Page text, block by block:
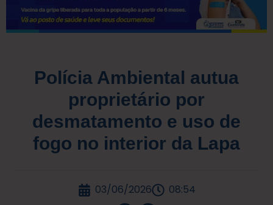
Polícia Ambiental autua
proprietário por
desmatamento e uso de
fogo no interior da Lapa
03/06/2026 08:54